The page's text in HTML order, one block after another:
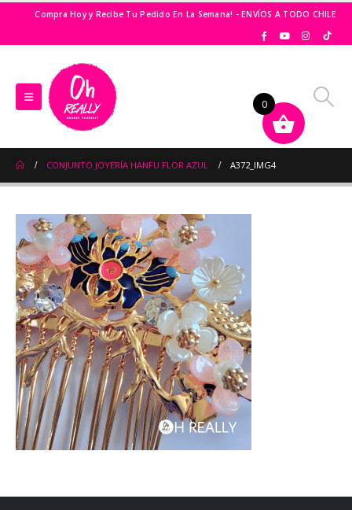
Compra Hoy y Recibe Tu Pedido En La Semana! - ENVÍOS A TODO CHILE
CONJUNTO JOYERÍA HANFU FLOR AZUL A372_IMG4
0